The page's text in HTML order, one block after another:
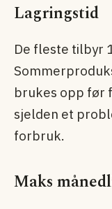
Lagringstid
De fleste tilbyr
brukes opp før
sjelden et
forbruk.
Maks